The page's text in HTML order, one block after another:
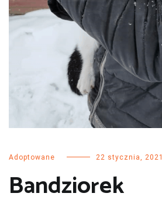
Adoptowane 22 stycznia, 2021
Bandziorek